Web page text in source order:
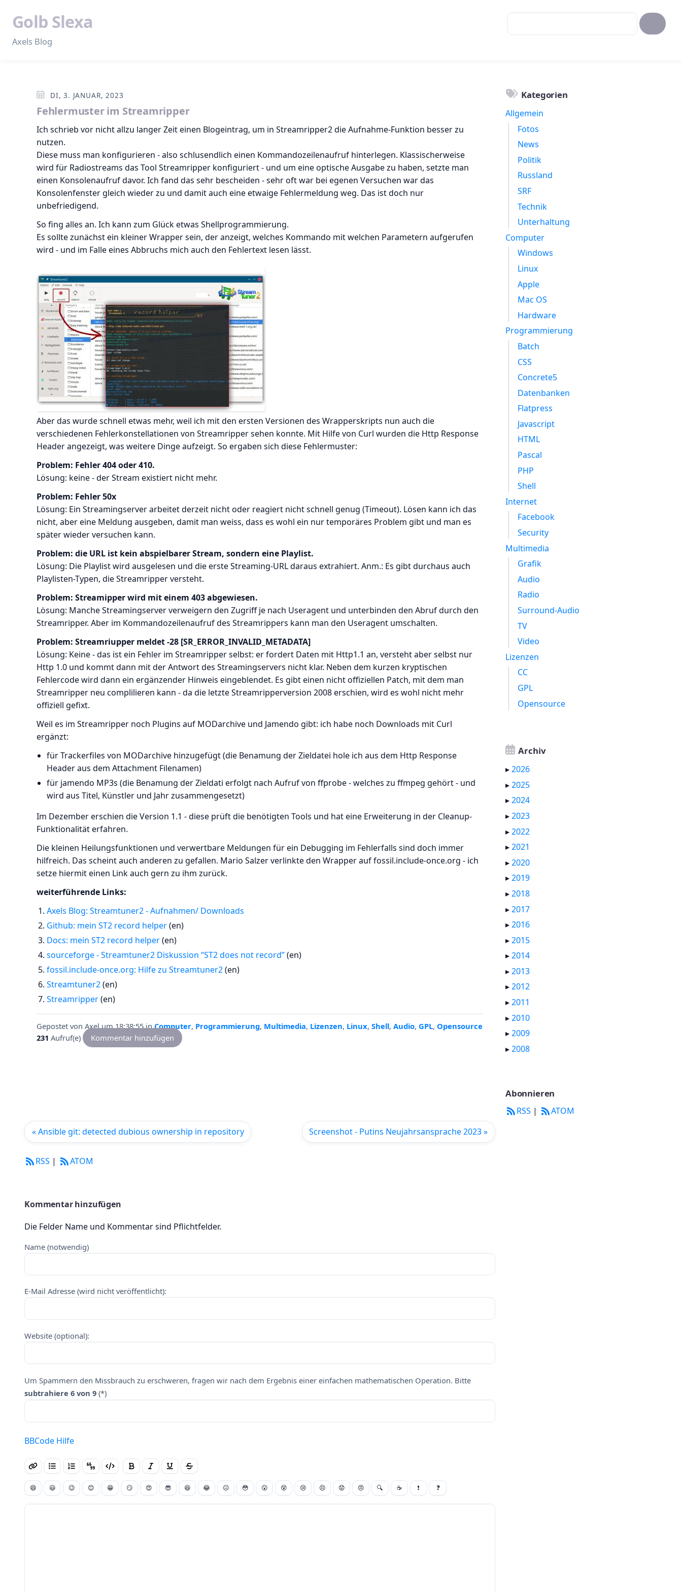
Golb Slexa
Axels Blog
DI, 3. JANUAR, 2023
Fehlermuster im Streamripper
Ich schrieb vor nicht allzu langer Zeit einen Blogeintrag, um in Streamripper2 die Aufnahme-Funktion besser zu
nutzen.
Diese muss man konfigurieren - also schlusendlich einen Kommandozeilenaufruf hinterlegen. Klassischerweise
wird für Radiostreams das Tool Streamripper konfiguriert - und um eine optische Ausgabe zu haben, setzte man
einen Konsolenaufruf davor. Ich fand das sehr bescheiden - sehr oft war bei egenen Versuchen war das
Konsolenfenster gleich wieder zu und damit auch eine etwaige Fehlermeldung weg. Das ist doch nur
unbefriedigend.
So fing alles an. Ich kann zum Glück etwas Shellprogrammierung.
Es sollte zunächst ein kleiner Wrapper sein, der anzeigt, welches Kommando mit welchen Parametern aufgerufen
wird - und im Falle eines Abbruchs mich auch den Fehlertext lesen lässt.
Aber das wurde schnell etwas mehr, weil ich mit den ersten Versionen des Wrapperskripts nun auch die
verschiedenen Fehlerkonstellationen von Streamripper sehen konnte. Mit Hilfe von Curl wurden die Http Response
Header angezeigt, was weitere Dinge aufzeigt. So ergaben sich diese Fehlermuster:
Problem: Fehler 404 oder 410.
Lösung: keine - der Stream existiert nicht mehr.
Problem: Fehler 50x
Lösung: Ein Streamingserver arbeitet derzeit nicht oder reagiert nicht schnell genug (Timeout). Lösen kann ich das
nicht, aber eine Meldung ausgeben, damit man weiss, dass es wohl ein nur temporäres Problem gibt und man es
später wieder versuchen kann.
Problem: die URL ist kein abspielbarer Stream, sondern eine Playlist.
Lösung: Die Playlist wird ausgelesen und die erste Streaming-URL daraus extrahiert. Anm.: Es gibt durchaus auch
Playlisten-Typen, die Streamripper versteht.
Problem: Streamipper wird mit einem 403 abgewiesen.
Lösung: Manche Streamingserver verweigern den Zugriff je nach Useragent und unterbinden den Abruf durch den
Streamripper. Aber im Kommandozeilenaufruf des Streamrippers kann man den Useragent umschalten.
Problem: Streamriupper meldet -28 [SR_ERROR_INVALID_METADATA]
Lösung: Keine - das ist ein Fehler im Streamripper selbst: er fordert Daten mit Http1.1 an, versteht aber selbst nur
Http 1.0 und kommt dann mit der Antwort des Streamingservers nicht klar. Neben dem kurzen kryptischen
Fehlercode wird dann ein ergänzender Hinweis eingeblendet. Es gibt einen nicht offiziellen Patch, mit dem man
Streamripper neu complilieren kann - da die letzte Streamripperversion 2008 erschien, wird es wohl nicht mehr
offiziell gefixt.
Weil es im Streamripper noch Plugins auf MODarchive und Jamendo gibt: ich habe noch Downloads mit Curl
ergänzt:
für Trackerfiles von MODarchive hinzugefügt (die Benamung der Zieldatei hole ich aus dem Http Response
Header aus dem Attachment Filenamen)
für jamendo MP3s (die Benamung der Zieldati erfolgt nach Aufruf von ffprobe - welches zu ffmpeg gehört - und
wird aus Titel, Künstler und Jahr zusammengesetzt)
Im Dezember erschien die Version 1.1 - diese prüft die benötigten Tools und hat eine Erweiterung in der Cleanup-
Funktionalität erfahren.
Die kleinen Heilungsfunktionen und verwertbare Meldungen für ein Debugging im Fehlerfalls sind doch immer
hilfreich. Das scheint auch anderen zu gefallen. Mario Salzer verlinkte den Wrapper auf fossil.include-once.org - ich
setze hiermit einen Link auch gern zu ihm zurück.
weiterführende Links:
Axels Blog: Streamtuner2 - Aufnahmen/ Downloads
Github: mein ST2 record helper(en)
Docs: mein ST2 record helper(en)
sourceforge - Streamtuner2 Diskussion “ST2 does not record”(en)
fossil.include-once.org: Hilfe zu Streamtuner2(en)
Streamtuner2(en)
Streamripper(en)
Gepostet von Axelum 18:38:55inComputer, Programmierung, Multimedia, Lizenzen, Linux, Shell, Audio, GPL, Opensource
231 Aufruf(e) Kommentar hinzufügen
Screenshot - Putins Neujahrsansprache 2023 »
« Ansible git: detected dubious ownership in repository
RSS | ATOM
Kommentar hinzufügen
Die Felder Name und Kommentar sind Pflichtfelder.
Name (notwendig)
E-Mail Adresse (wird nicht veröffentlicht):
Website (optional):
Um Spammern den Missbrauch zu erschweren, fragen wir nach dem Ergebnis einer einfachen mathematischen Operation. Bitte
subtrahiere 6 von 9 (*)
BBCode Hilfe
😄 😃 😉 😊 😁 😏 😍 😎 😆 😂 😐 😳 😮 😵 😢 😣 😟 😠 🔍 ☕ ❗ ❓
Kategorien
Allgemein
Fotos
News
Politik
Russland
SRF
Technik
Unterhaltung
Computer
Windows
Linux
Apple
Mac OS
Hardware
Programmierung
Batch
CSS
Concrete5
Datenbanken
Flatpress
Javascript
HTML
Pascal
PHP
Shell
Internet
Facebook
Security
Multimedia
Grafik
Audio
Radio
Surround-Audio
TV
Video
Lizenzen
CC
GPL
Opensource
Archiv
▸2026
▸2025
▸2024
▸2023
▸2022
▸2021
▸2020
▸2019
▸2018
▸2017
▸2016
▸2015
▸2014
▸2013
▸2012
▸2011
▸2010
▸2009
▸2008
Abonnieren
RSS | ATOM